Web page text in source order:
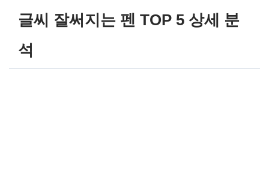
글씨 잘써지는 펜 TOP 5 상세 분
석